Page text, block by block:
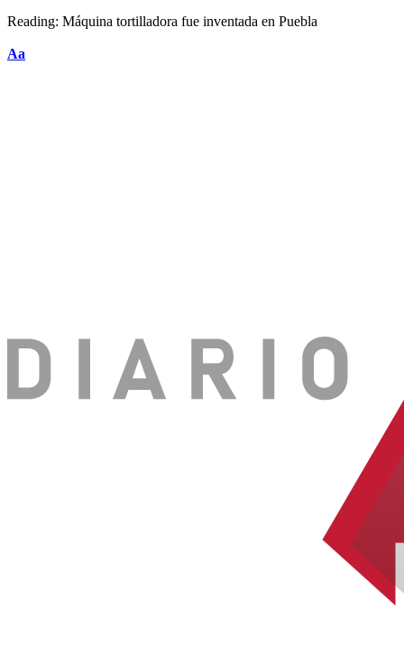
Reading: Máquina tortilladora fue inventada en Puebla
Aa